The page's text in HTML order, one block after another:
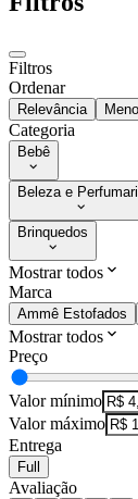
Filtros
Ordenar
Relevância
Categoria
Bebê
Beleza e
Brinquedos
Mostrar todos
Marca
Ammê Estofados
Mostrar todos
Preço
Valor mínimo
Valor máximo
Entrega
Full
Avaliação